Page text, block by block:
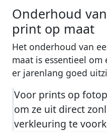
Onderhoud
print op maat
Het onderhoud van
maat is essentieel
er jarenlang goed
Voor prints op
om ze uit direct
verkleuring te